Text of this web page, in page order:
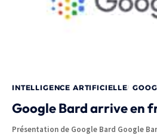
INTELLIGENCE ARTIFICIELLE
Google Bard arrive en
Présentation de Google Bard Google